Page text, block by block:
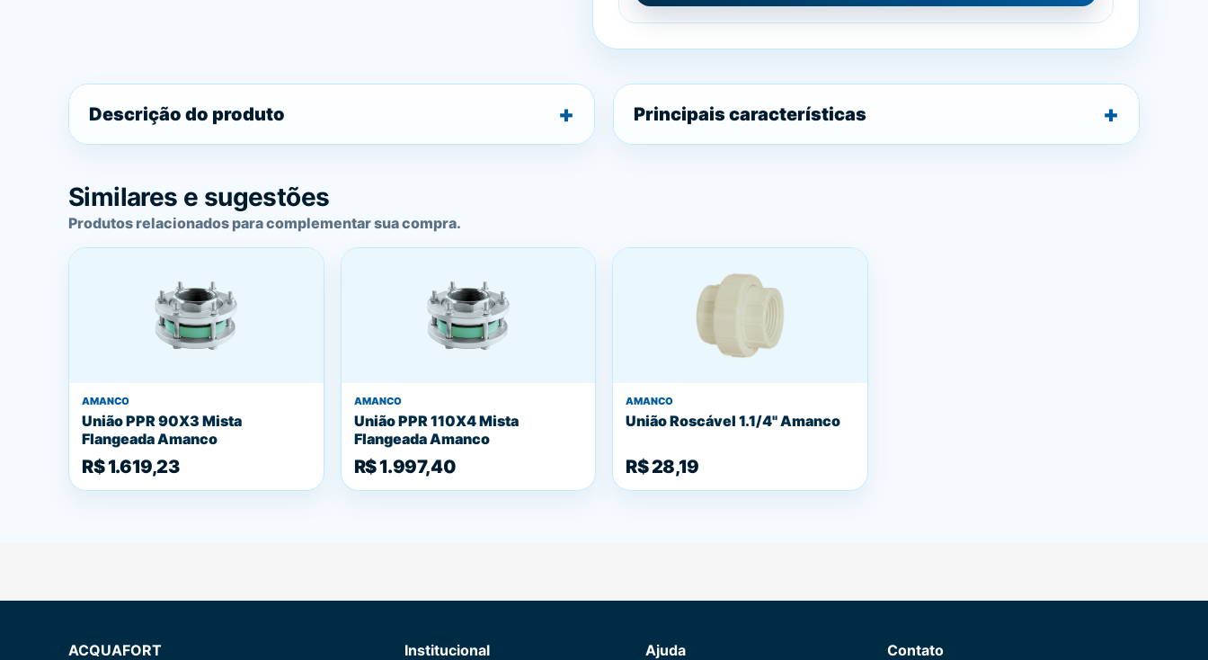
Descrição do produto Principais características
Similares e sugestões
Produtos relacionados para complementar sua compra.
AMANCO
União PPR 90X3 Mista
Flangeada Amanco
R$ 1.619,23
AMANCO
União PPR 110X4 Mista
Flangeada Amanco
R$ 1.997,40
AMANCO
União Roscável 1.1/4'' Amanco
R$ 28,19
ACQUAFORT Institucional Ajuda Contato